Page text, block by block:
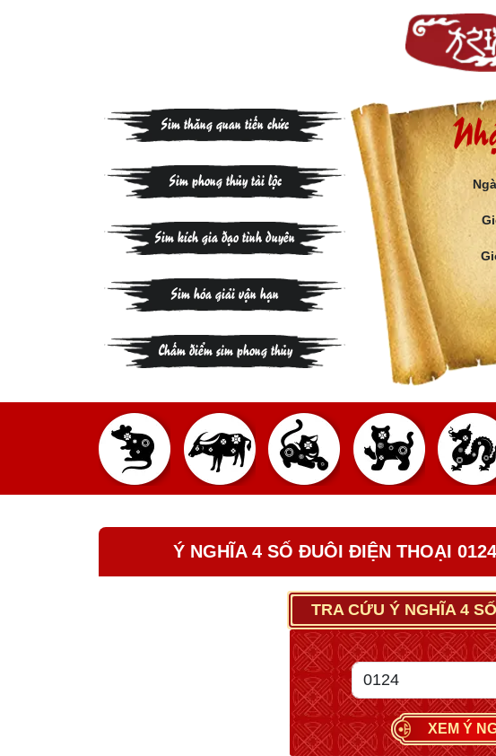
Sim thăng quan tiến chức
Sim phong thủy tài lộc
Sim kích gia đạo tình duyên
Sim hóa giải vận hạn
Chấm điểm sim phong thủy
Ý NGHĨA 4 SỐ ĐUÔI ĐIỆN THOẠI
TRA CỨU Ý NGHĨA 4
XEM Ý